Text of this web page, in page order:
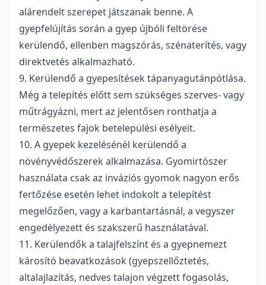
alárendelt szerepet játszanak benne. A
gyepfelújítás során a gyep újbóli feltörése
kerülendő, ellenben magszórás, szénaterítés, vagy
direktvetés alkalmazható.
9. Kerülendő a gyepesítések tápanyagutánpótlása.
Még a telepítés előtt sem szükséges szerves- vagy
műtrágyázni, mert az jelentősen ronthatja a
természetes fajok betelepülési esélyeit.
10. A gyepek kezelésénél kerülendő a
növényvédőszerek alkalmazása. Gyomirtószer
használata csak az inváziós gyomok nagyon erős
fertőzése esetén lehet indokolt a telepítést
megelőzően, vagy a karbantartásnál, a vegyszer
engedélyezett és szakszerű használatával.
11. Kerülendők a talajfelszínt és a gyepnemezt
károsító beavatkozások (gyepszellőztetés,
altalajlazítás, nedves talajon végzett fogasolás,